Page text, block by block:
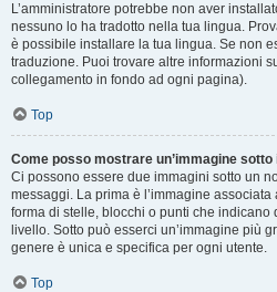
L’amministratore potrebbe non aver
nessuno lo ha tradotto nella tua lingua.
è possibile installare la tua lingua. Se non
traduzione. Puoi trovare altre informazioni
collegamento in fondo ad ogni pagina).
Top
Come posso mostrare un’immagine
Ci possono essere due immagini sotto un
messaggi. La prima è l’immagine
forma di stelle, blocchi o punti che indicano
livello. Sotto può esserci un’immagine più
genere è unica e specifica per ogni utente.
Top